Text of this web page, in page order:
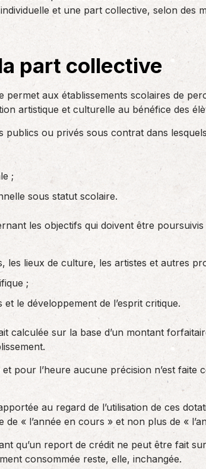
ou…
AS Entreprises
des
et une part collective, selon des
part collective
permet aux établissements scolaires de
artistique et culturelle au bénéfice des
publics ou privés sous contrat dans
;
sous statut scolaire.
les objectifs qui doivent être
lieux de culture, les artistes et autres
;
et le développement de l’esprit critique.
calculée sur la base d’un montant
pour l’heure aucune précision n’est
au regard de l’utilisation de ces
« l’année en cours » et non plus de «
qu’un report de crédit ne peut être fait
consommée reste, elle, inchangée.